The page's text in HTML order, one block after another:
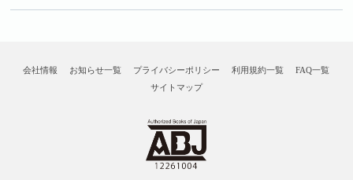
会社情報 お知らせ一覧 プライバシーポリシー 利用規約一覧
FAQ一覧
サイトマップ